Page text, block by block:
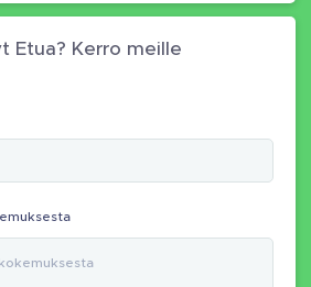
Etua? Kerro meille